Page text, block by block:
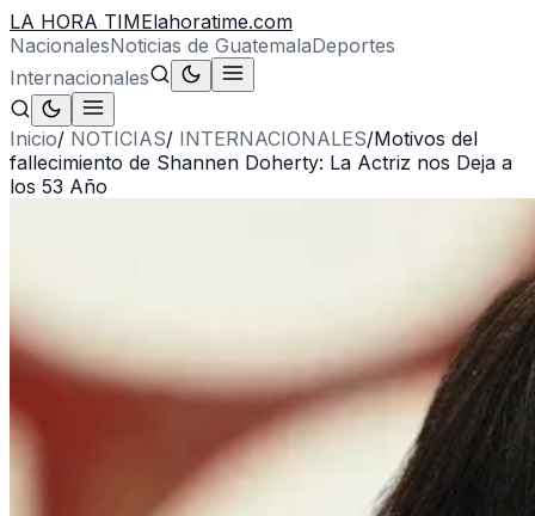
LA HORA TIMElahoratime.com
NacionalesNoticias de GuatemalaDeportes
Internacionales
Inicio/ NOTICIAS/ INTERNACIONALES/Motivos del
fallecimiento de Shannen Doherty: La Actriz nos Deja a
los 53 Año